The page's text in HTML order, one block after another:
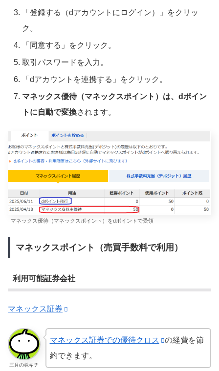
「登録する（dアカウントにログイン）」をクリッ
ク。
「同意する」をクリック。
取引パスワードを入力。
「dアカウントを連携する」をクリック。
マネックス優待（マネックスポイント）は、dポイン
トに自動で変換されます。
マネックス優待（マネックスポイント）をdポイントで受領
マネックスポイント（売買手数料で利用）
利用可能証券会社
マネックス証券
三月の株キチ
マネックス証券での優待クロス
の経費を節
約できます。